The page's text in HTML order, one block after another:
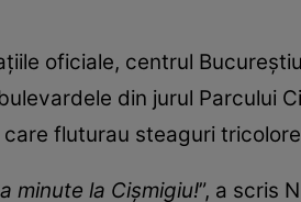
oficiale, centrul
din jurul Parcului
fluturau steaguri
minute la Cișmigiu!”, a scris